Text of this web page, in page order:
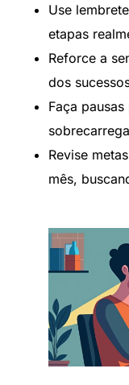
Use
etapas
Reforce a
dos
Faça
Revise
mês,